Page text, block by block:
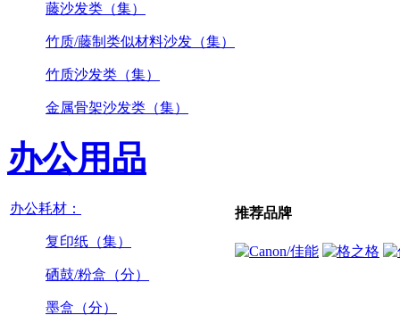
藤沙发类（集）
竹质/藤制类似材料沙发（集）
竹质沙发类（集）
金属骨架沙发类（集）
办公用品
办公耗材：
复印纸（集）
硒鼓/粉盒（分）
墨盒（分）
推荐品牌